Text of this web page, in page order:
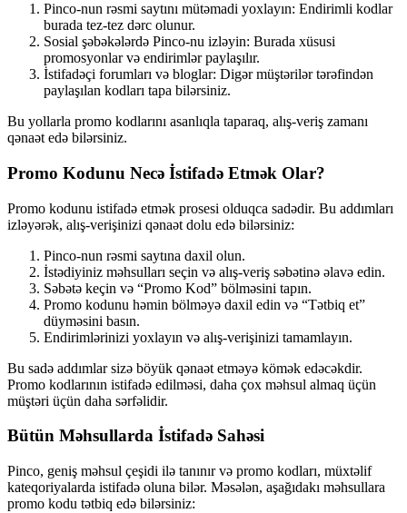
Pinco-nun rəsmi saytını mütəmadi yoxlayın: Endirimli kodlar
burada tez-tez dərc olunur.
Sosial şəbəkələrdə Pinco-nu izləyin: Burada xüsusi
promosyonlar və endirimlər paylaşılır.
İstifadəçi forumları və bloglar: Digər müştərilər tərəfindən
paylaşılan kodları tapa bilərsiniz.
Bu yollarla promo kodlarını asanlıqla taparaq, alış-veriş zamanı
qənaət edə bilərsiniz.
Promo Kodunu Necə İstifadə Etmək Olar?
Promo kodunu istifadə etmək prosesi olduqca sadədir. Bu addımları
izləyərək, alış-verişinizi qənaət dolu edə bilərsiniz:
Pinco-nun rəsmi saytına daxil olun.
İstədiyiniz məhsulları seçin və alış-veriş səbətinə əlavə edin.
Səbətə keçin və “Promo Kod” bölməsini tapın.
Promo kodunu həmin bölməyə daxil edin və “Tətbiq et”
düyməsini basın.
Endirimlərinizi yoxlayın və alış-verişinizi tamamlayın.
Bu sadə addımlar sizə böyük qənaət etməyə kömək edəcəkdir.
Promo kodlarının istifadə edilməsi, daha çox məhsul almaq üçün
müştəri üçün daha sərfəlidir.
Bütün Məhsullarda İstifadə Sahəsi
Pinco, geniş məhsul çeşidi ilə tanınır və promo kodları, müxtəlif
kateqoriyalarda istifadə oluna bilər. Məsələn, aşağıdakı məhsullara
promo kodu tətbiq edə bilərsiniz: